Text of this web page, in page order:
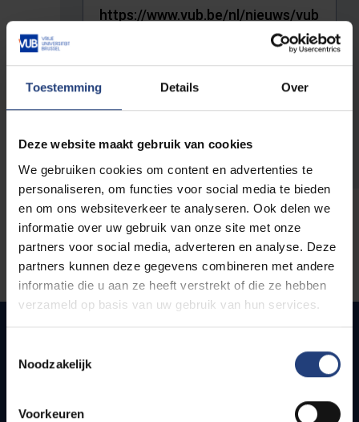
Toestemming Details Over
Deze website maakt gebruik van cookies
We gebruiken cookies om content en advertenties te
personaliseren, om functies voor social media te bieden
en om ons websiteverkeer te analyseren. Ook delen we
informatie over uw gebruik van onze site met onze
partners voor social media, adverteren en analyse. Deze
partners kunnen deze gegevens combineren met andere
informatie die u aan ze heeft verstrekt of die ze hebben
verzameld op basis van uw gebruik van hun services.
Noodzakelijk
Voorkeuren
De volledige URL van de pagina waar je de fout zag.
Snel naar